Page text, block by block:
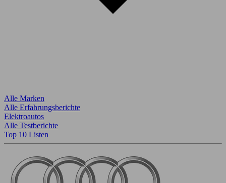
Alle Marken
Alle Erfahrungsberichte
Elektroautos
Alle Testberichte
Top 10 Listen